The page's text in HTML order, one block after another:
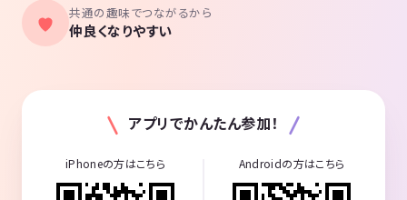
す。みゆき通りに面しています。
東京都千代田区有楽町1-2-14 紫ビル8階
（グーグルマップ）
◆会場の仕様と進行内容
安心らくらく「着席式」のスタートで、一人参加、初心者の方も、運営
に身を任せるだけで沢山の参加者と交流できます。後半は全員と名刺交
共通の趣味でつながるから
仲良くなりやすい
アプリでかんたん参加！
iPhoneの方はこちら Androidの方はこちら